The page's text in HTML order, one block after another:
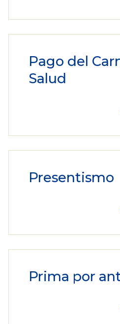
Pago del
Salud
Presentismo
Prima por